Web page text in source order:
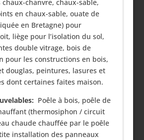
chanvre, chaux-sable,
en chaux-sable, ouate de
en Bretagne) pour
liège pour l’isolation du sol,
double vitrage, bois de
pour les constructions en bois,
douglas, peintures, lasures et
dont certaines faites maison.
Poêle à bois, poêle de
(thermosiphon / circuit
chaude chauffée par le poêle
installation des panneaux